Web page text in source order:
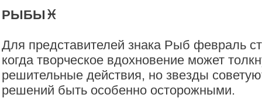
РЫБЫ♓️
Для представителей знака Рыб февраль
когда творческое вдохновение может
решительные действия, но звезды
решений быть особенно осторожными.